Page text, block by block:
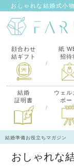
おしゃれな結婚式小
顔合わせ
結ギフト
/
紙
招待
結婚
証明書
/
ウェル
ボー
結婚準備お役立ちマガジン
おしゃれな